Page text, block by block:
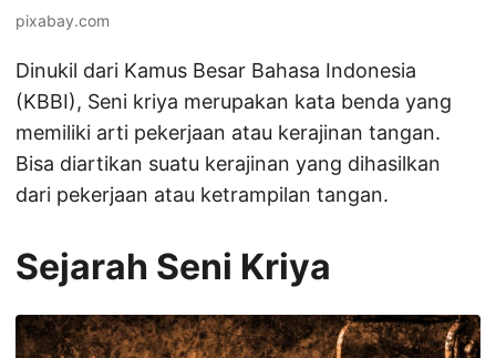
pixabay.com
Dinukil dari Kamus Besar Bahasa Indonesia
(KBBI), Seni kriya merupakan kata benda yang
memiliki arti pekerjaan atau kerajinan tangan.
Bisa diartikan suatu kerajinan yang dihasilkan
dari pekerjaan atau ketrampilan tangan.
Sejarah Seni Kriya